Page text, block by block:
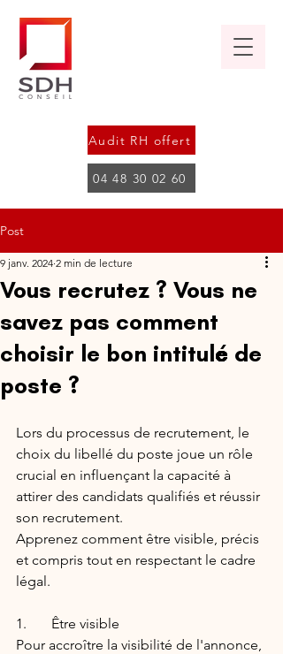
Audit RH offert
04 48 30 02 60
Post
Vous recrutez ? Vous ne
savez pas comment
choisir le bon intitulé de
poste ?
9 janv. 2024 2 min de lecture
Lors du processus de recrutement, le
choix du libellé du poste joue un rôle
crucial en influençant la capacité à
attirer des candidats qualifiés et réussir
son recrutement.
Apprenez comment être visible, précis
et compris tout en respectant le cadre
légal.
1. Être visible
Pour accroître la visibilité de l'annonce,